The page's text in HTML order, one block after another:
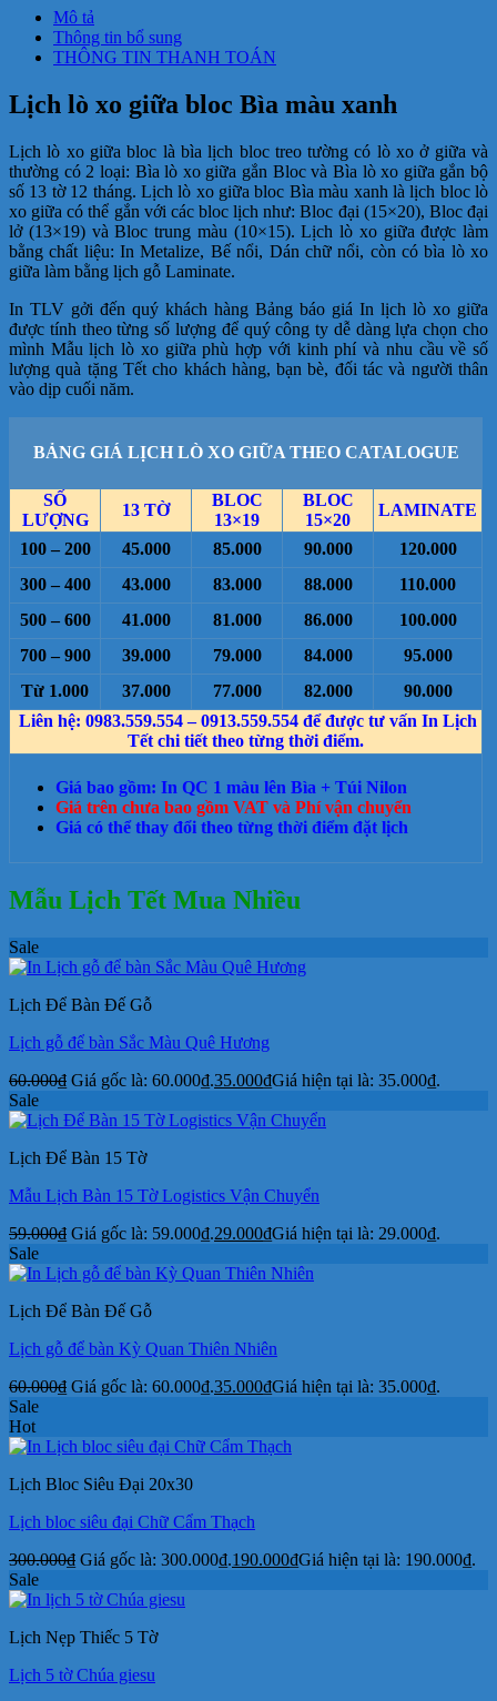
Mô tả
Thông tin bổ sung
THÔNG TIN THANH TOÁN
Lịch lò xo giữa bloc Bìa màu xanh
Lịch lò xo giữa bloc là bìa lịch bloc treo tường có lò xo ở giữa và
thường có 2 loại: Bìa lò xo giữa gắn Bloc và Bìa lò xo giữa gắn bộ
số 13 tờ 12 tháng. Lịch lò xo giữa bloc Bìa màu xanh là lịch bloc lò
xo giữa có thể gắn với các bloc lịch như: Bloc đại (15×20), Bloc đại
lở (13×19) và Bloc trung màu (10×15). Lịch lò xo giữa được làm
bằng chất liệu: In Metalize, Bế nổi, Dán chữ nổi, còn có bìa lò xo
giữa làm bằng lịch gỗ Laminate.
In TLV gởi đến quý khách hàng Bảng báo giá In lịch lò xo giữa
được tính theo từng số lượng để quý công ty dễ dàng lựa chọn cho
mình Mẫu lịch lò xo giữa phù hợp với kinh phí và nhu cầu về số
lượng quà tặng Tết cho khách hàng, bạn bè, đối tác và người thân
vào dịp cuối năm.
BẢNG GIÁ LỊCH LÒ XO GIỮA THEO CATALOGUE
SỐ
LƯỢNG
13 TỜ
BLOC
13×19
BLOC
15×20
LAMINATE
100 – 200 45.000 85.000 90.000
120.000
300 – 400
43.000 83.000 88.000
110.000
500 – 600
41.000 81.000 86.000
100.000
700 – 900
39.000 79.000 84.000
95.000
Từ 1.000
37.000 77.000 82.000
90.000
Liên hệ: 0983.559.554 – 0913.559.554 để được tư vấn In Lịch
Tết chi tiết theo từng thời điểm.
Giá bao gồm: In QC 1 màu lên Bìa + Túi Nilon
Giá trên chưa bao gồm VAT và Phí vận chuyển
Giá có thể thay đổi theo từng thời điểm đặt lịch
Mẫu Lịch Tết Mua Nhiều
Sale
Lịch Để Bàn Đế Gỗ
Lịch gỗ để bàn Sắc Màu Quê Hương
60.000₫ Giá gốc là: 60.000₫.35.000₫Giá hiện tại là: 35.000₫.
Sale
Lịch Để Bàn 15 Tờ
Mẫu Lịch Bàn 15 Tờ Logistics Vận Chuyển
59.000₫ Giá gốc là: 59.000₫.29.000₫Giá hiện tại là: 29.000₫.
Sale
Lịch Để Bàn Đế Gỗ
Lịch gỗ để bàn Kỳ Quan Thiên Nhiên
60.000₫ Giá gốc là: 60.000₫.35.000₫Giá hiện tại là: 35.000₫.
Sale
Hot
Lịch Bloc Siêu Đại 20x30
Lịch bloc siêu đại Chữ Cẩm Thạch
300.000₫ Giá gốc là: 300.000₫.190.000₫Giá hiện tại là: 190.000₫.
Sale
Lịch Nẹp Thiếc 5 Tờ
Lịch 5 tờ Chúa giesu